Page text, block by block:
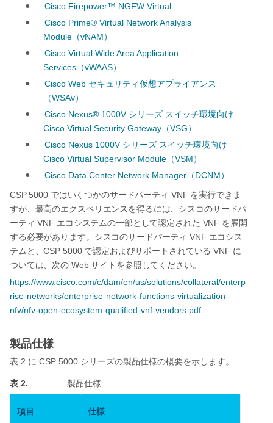
●
Cisco Firepower™ NGFW Virtual
●
Cisco Prime® Virtual Network Analysis
Module （vNAM ）
●
Cisco Virtual Wide Area Application
Services （vWAAS）
● Cisco Web セキュリティ仮想アプライアンス
（WSAv）
● Cisco Nexus® 1000V シリーズ スイッチ環境向け
Cisco Virtual Security Gateway （VSG ）
● Cisco Nexus 1000V シリーズ スイッチ環境向け
Cisco Virtual Supervisor Module （VSM ）
● Cisco Data Center Network Manager （ DCNM ）
CSP 5000 ではいくつかのサードパーティ VNF を実行できま
すが、最高のエクスペリエンスを得るには、シスコのサードパ
ーティ VNF エコシステムの一部として認定された VNF を展開
する必要があります。シスコのサードパーティ VNF エコシス
テムと、CSP 5000 で認定およびサポートされている VNF に
ついては、次の Webサイトを参照してください。
https://www.cisco.com/c/dam/en/us/solutions/collateral/enterp
rise-networks/enterprise-network-functions-virtualization-
nfv/nfv-open-ecosystem-qualified-vnf-vendors.pdf
製品仕様
表 2 に CSP 5000 シリーズの製品仕様の概要を示します。
表 2. 製品仕様
項目 仕様